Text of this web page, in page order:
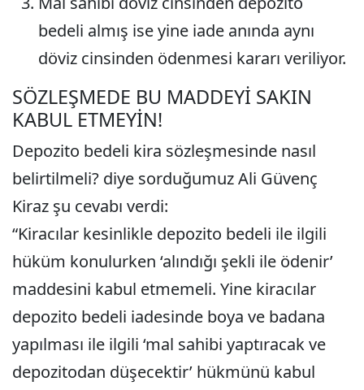
bedeli almış ise yine iade anında aynı
döviz cinsinden ödenmesi kararı veriliyor.
SÖZLEŞMEDE BU MADDEYİ SAKIN
KABUL ETMEYİN!
Depozito bedeli kira sözleşmesinde nasıl
belirtilmeli? diye sorduğumuz Ali Güvenç
Kiraz şu cevabı verdi:
“Kiracılar kesinlikle depozito bedeli ile ilgili
hüküm konulurken ‘alındığı şekli ile ödenir’
maddesini kabul etmemeli. Yine kiracılar
depozito bedeli iadesinde boya ve badana
yapılması ile ilgili ‘mal sahibi yaptıracak ve
depozitodan düşecektir’ hükmünü kabul